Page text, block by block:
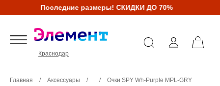
Последние размеры! СКИДКИ ДО 70%
Краснодар
Главная / Аксессуары / / Очки SPY Wh-Purple MPL-GRY